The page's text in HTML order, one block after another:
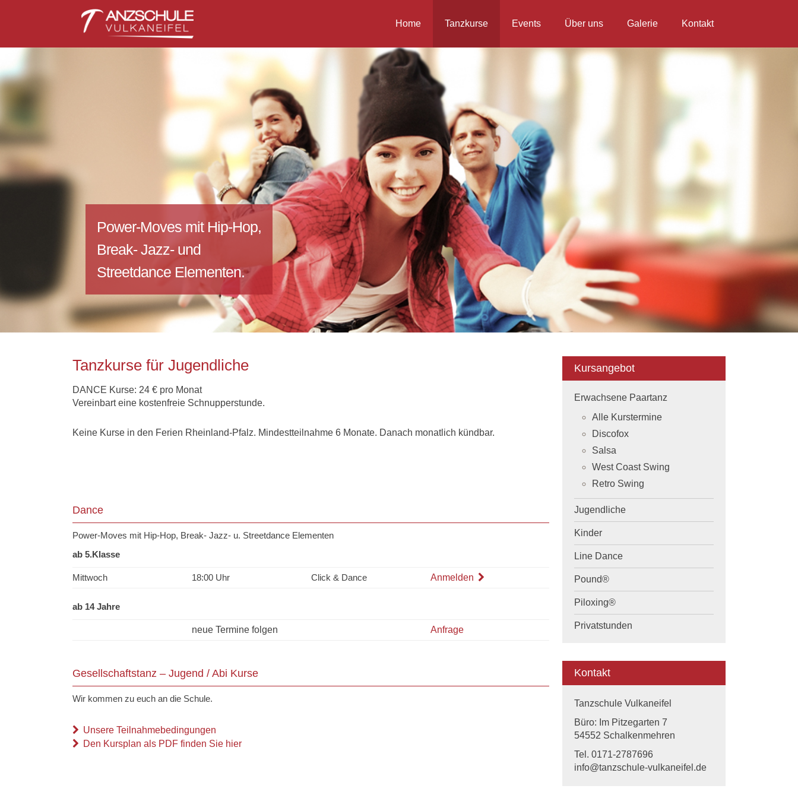
Home Tanzkurse Events Über uns Galerie Kontakt
Power-Moves mit Hip-Hop,
Break- Jazz- und
Streetdance Elementen.
Tanzkurse für Jugendliche
DANCE Kurse: 24 € pro Monat
Vereinbart eine kostenfreie Schnupperstunde.
Keine Kurse in den Ferien Rheinland-Pfalz. Mindestteilnahme 6 Monate. Danach monatlich kündbar.
Dance
Power-Moves mit Hip-Hop, Break- Jazz- u. Streetdance Elementen
ab 5.Klasse
Mittwoch 18:00 Uhr Click & Dance Anmelden
ab 14 Jahre
neue Termine folgen Anfrage
Gesellschaftstanz – Jugend / Abi Kurse
Wir kommen zu euch an die Schule.
Unsere Teilnahmebedingungen
Den Kursplan als PDF finden Sie hier
Kursangebot
Erwachsene Paartanz
Alle Kurstermine
Discofox
Salsa
West Coast Swing
Retro Swing
Jugendliche
Kinder
Line Dance
Pound®
Piloxing®
Privatstunden
Kontakt
Tanzschule Vulkaneifel
Büro: Im Pitzegarten 7
54552 Schalkenmehren
Tel. 0171-2787696
info@tanzschule-vulkaneifel.de